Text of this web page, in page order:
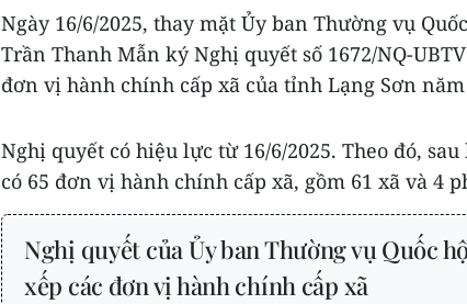
Ngày 16/6/2025, thay mặt Ủy ban Thường vụ
Trần Thanh Mẫn ký Nghị quyết số 1672/NQ-
đơn vị hành chính cấp xã của tỉnh Lạng Sơn năm
Nghị quyết có hiệu lực từ 16/6/2025. Theo đó,
có 65 đơn vị hành chính cấp xã, gồm 61 xã và 4
Nghị quyết của Ủy ban Thường vụ Quốc
xếp các đơn vị hành chính cấp xã